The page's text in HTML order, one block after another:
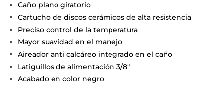
Caño plano giratorio
Cartucho de discos cerámicos de alta resistencia
Preciso control de la temperatura
Mayor suavidad en el manejo
Aireador anti calcáreo integrado en el caño
Latiguillos de alimentación 3/8"
Acabado en color negro